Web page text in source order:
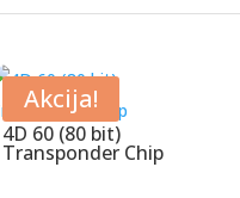
Akcija!
4D 60 (80 bit)
Transponder Chip